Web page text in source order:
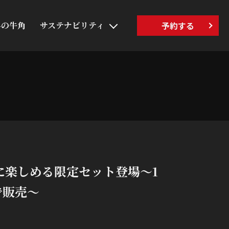
牛角 サステナビリティ 予約する
しめる限定セット登場～1
売～